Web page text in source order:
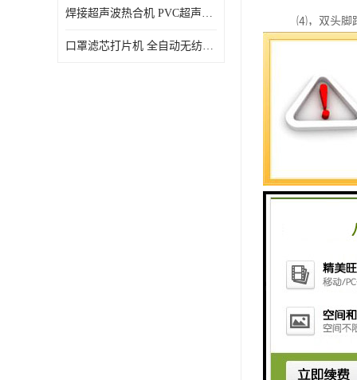
焊接超声波热合机 PVC超声波焊接机 无纺布超声波设备
口罩滤芯打片机 全自动无纺布压花压标设备 多层料复合机
⑷，双头脚
高周波封口
⑹，全自动
臂)